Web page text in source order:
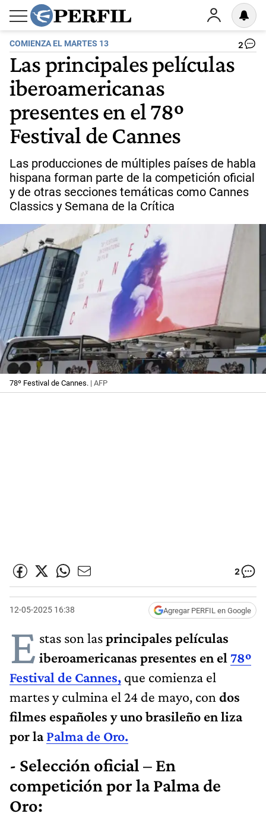
COMIENZA EL MARTES 13 2
Las principales películas
iberoamericanas
presentes en el 78º
Festival de Cannes
Las producciones de múltiples países de habla
hispana forman parte de la competición oficial
y de otras secciones temáticas como Cannes
Classics y Semana de la Crítica
78º Festival de Cannes. | AFP
2
12-05-2025 16:38 Agregar PERFIL en Google
E stas son lasprincipales películas
iberoamericanas presentes en el 78º
Festival de Cannes, que comienza el
martes y culmina el 24 de mayo, con dos
filmes españoles y uno brasileño en liza
por laPalma de Oro.
- Selección oficial – En
competición por la Palma de
Oro: